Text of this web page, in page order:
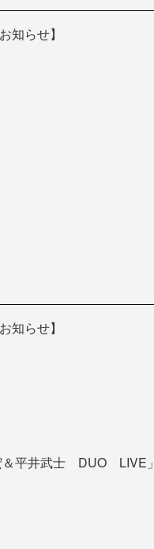
知らせ】
知らせ】
＆平井武士 DUO LIVE